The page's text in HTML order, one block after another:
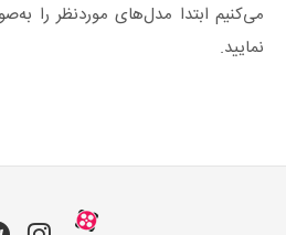
می‌کنیم ابتدا مدل‌های موردنظر را
نمایید.